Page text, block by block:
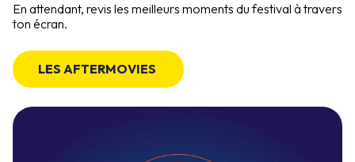
En attendant, revis les meilleurs moments du festival à travers
ton écran.
LES AFTERMOVIES